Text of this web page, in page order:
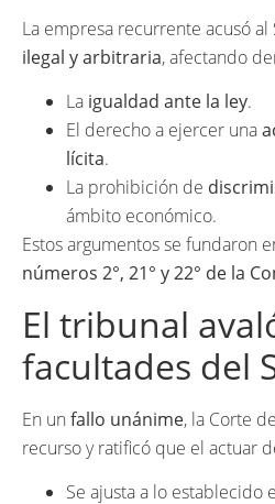
La empresa recurrente acusó
ilegal y arbitraria, afectando
La igualdad ante la ley.
El derecho a ejercer una
lícita.
La prohibición de
ámbito económico.
Estos argumentos se fundaron
números 2°, 21° y 22° de la
El tribunal
facultades del
En un fallo unánime, la Corte
recurso y ratificó que el actuar
Se ajusta a lo establecido